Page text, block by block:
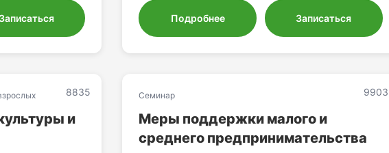
Записаться Подробнее Записаться
8835
и
9903
Семинар
Меры поддержки малого и
среднего предпринимательства